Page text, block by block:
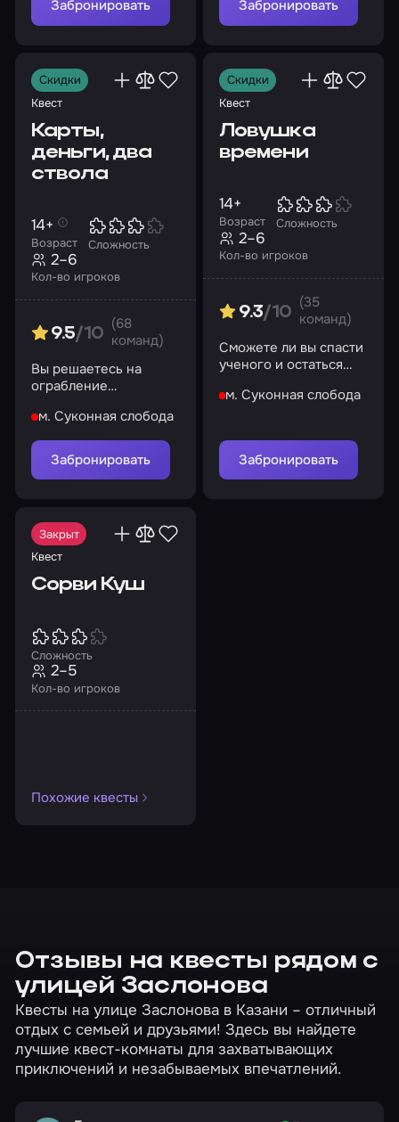
Забронировать Забронировать
Скидки
Квест
Карты,
деньги, два
ствола
Возраст
14+
Сложность
Кол-во игроков
2–6
9.5/10
(68
команд)
Вы решаетесь на
ограбление
которое принадлежит
известному гангстеру
м. Суконная слобода
Забронировать
Скидки
Квест
Ловушка
времени
Возраст
14+
Сложность
Кол-во игроков
2–6
9.3/10
(35
команд)
Сможете ли вы спасти
ученого и остаться
м. Суконная слобода
Забронировать
Закрыт
Квест
Сорви Куш
Сложность
Кол-во игроков
2–5
Похожие квесты
Отзывы на квесты рядом с
улицей Заслонова
Квесты на улице Заслонова в Казани – отличный
отдых с семьей и друзьями! Здесь вы найдете
лучшие квест-комнаты для захватывающих
приключений и незабываемых впечатлений.